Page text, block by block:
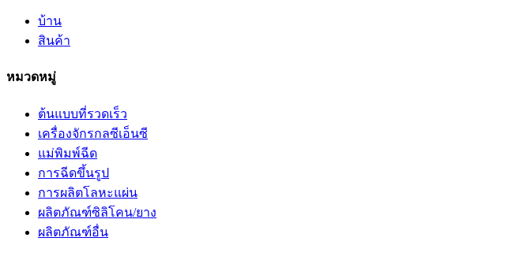
บ้าน
สินค้า
หมวดหมู่
ต้นแบบที่รวดเร็ว
เครื่องจักรกลซีเอ็นซี
แม่พิมพ์ฉีด
การฉีดขึ้นรูป
การผลิตโลหะแผ่น
ผลิตภัณฑ์ซิลิโคน/ยาง
ผลิตภัณฑ์อื่น